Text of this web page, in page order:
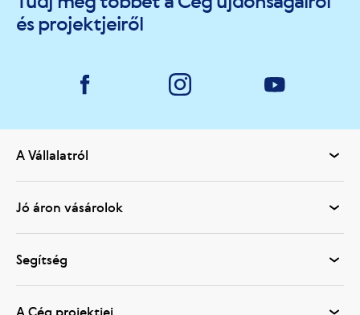
és projektjeiről
A Vállalatról
Jó áron vásárolok
Segítség